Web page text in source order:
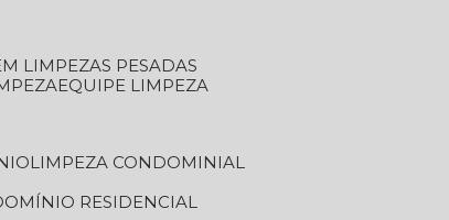
LIMPEZAS PESADAS
EQUIPE LIMPEZA
LIMPEZA CONDOMINIAL
RESIDENCIAL